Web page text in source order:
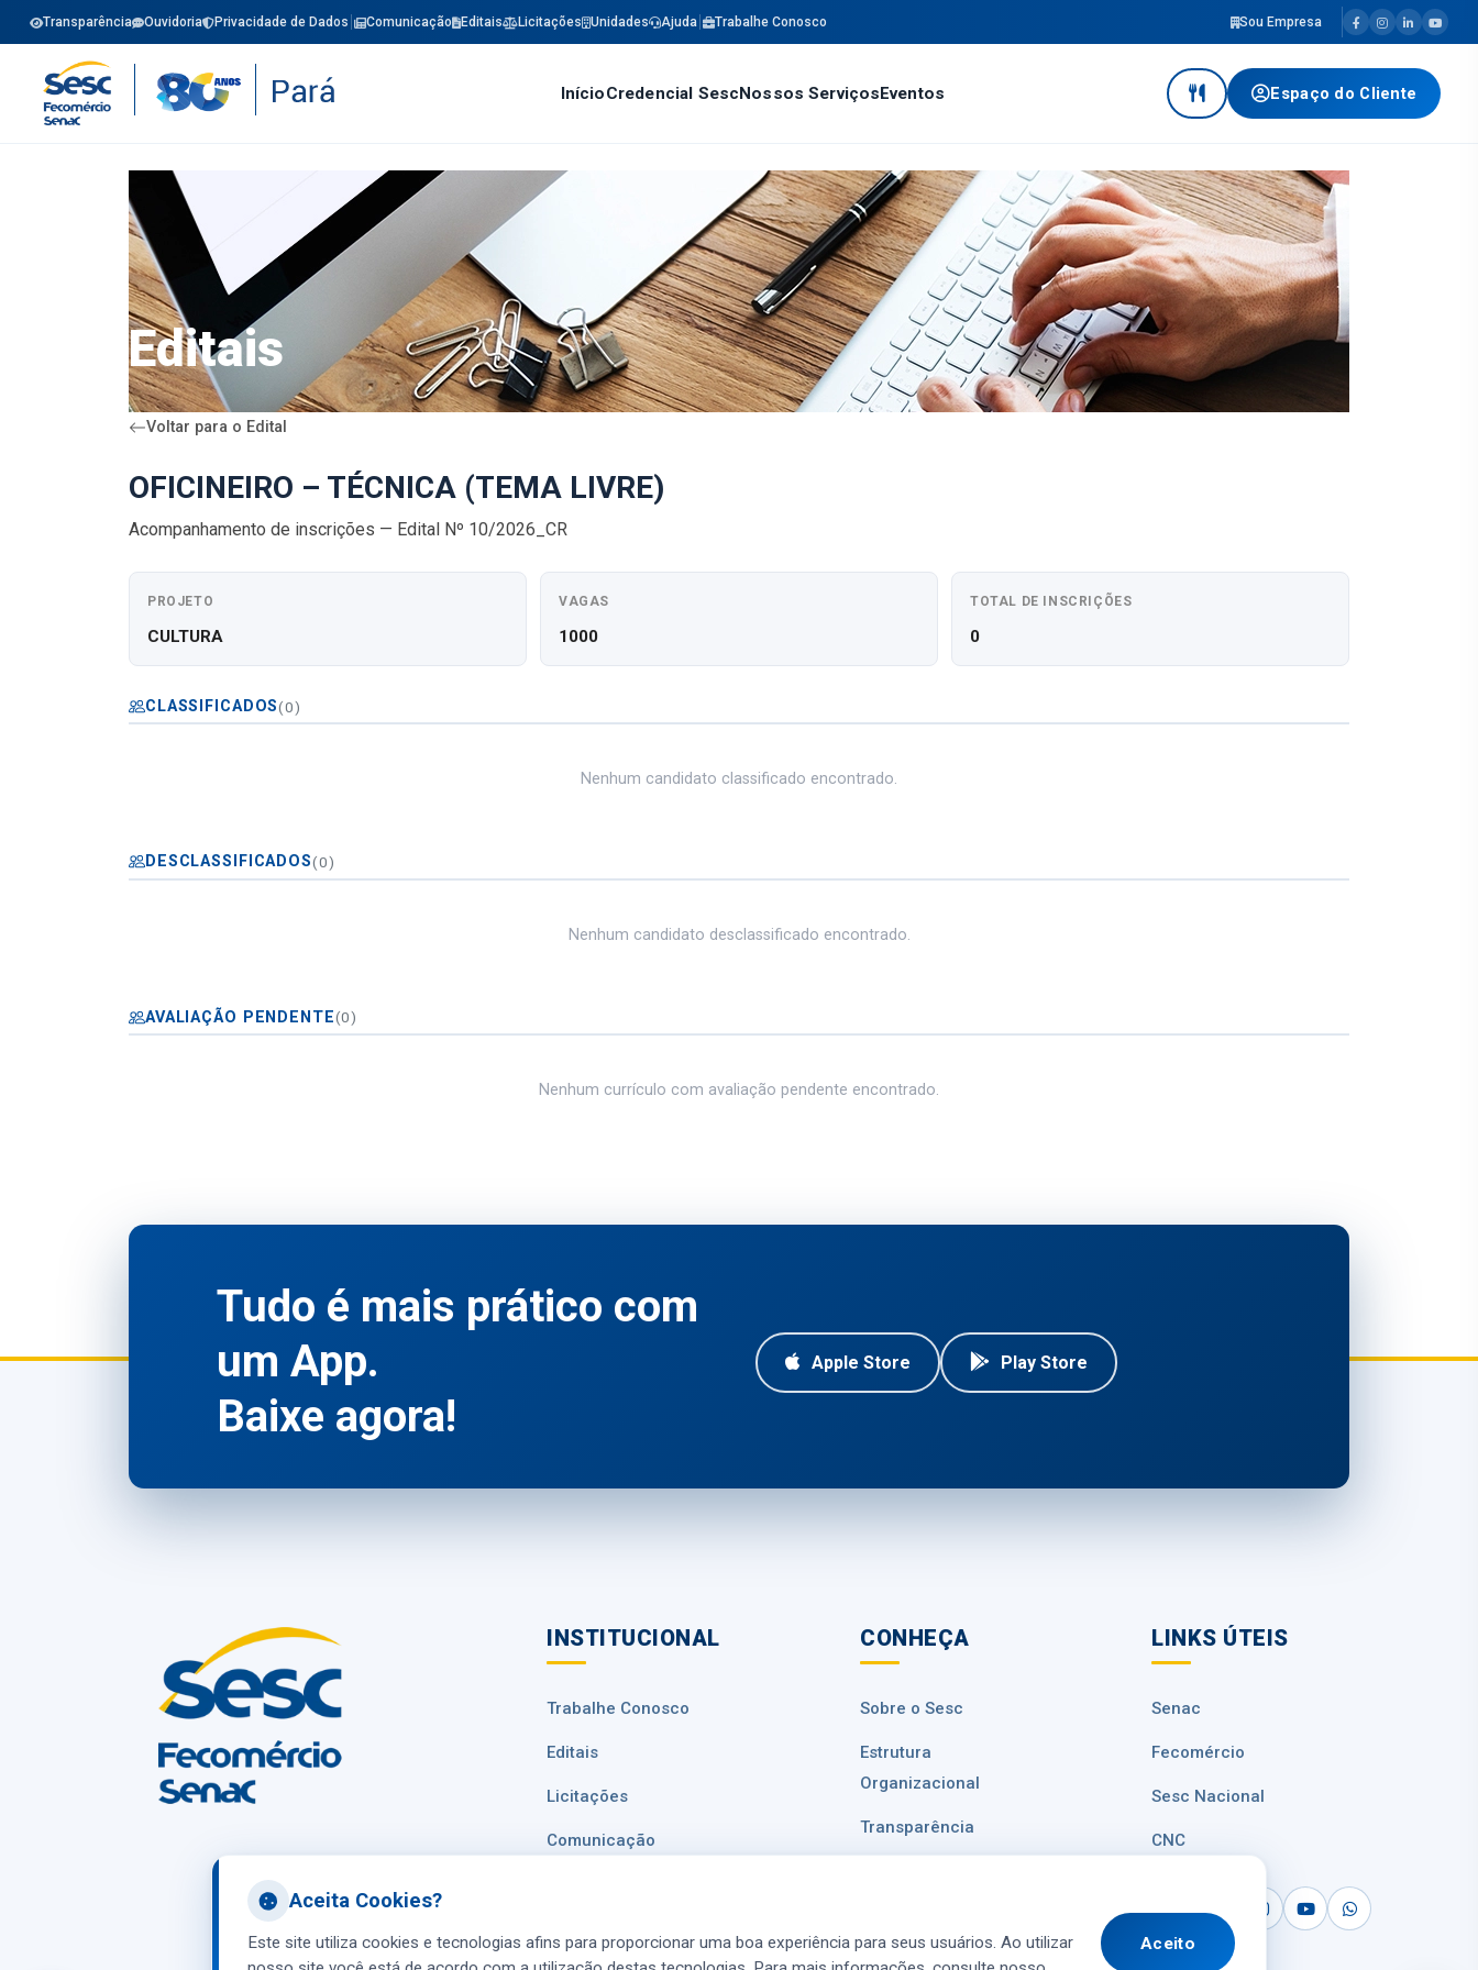
Transparência Ouvidoria Privacidade de Dados Comunicação Editais Licitações Unidades Ajuda Trabalhe Conosco Sou Empresa
InícioCredencial SescNossos ServiçosEventos Espaço do Cliente
Editais
Voltar para o Edital
OFICINEIRO – TÉCNICA (TEMA LIVRE)
Acompanhamento de inscrições — Edital Nº 10/2026_CR
PROJETO
CULTURA
VAGAS
1000
TOTAL DE INSCRIÇÕES
0
CLASSIFICADOS(0)
Nenhum candidato classificado encontrado.
DESCLASSIFICADOS(0)
Nenhum candidato desclassificado encontrado.
AVALIAÇÃO PENDENTE(0)
Nenhum currículo com avaliação pendente encontrado.
Tudo é mais prático com
um App.
Baixe agora!
Apple Store Play Store
INSTITUCIONAL
Trabalhe Conosco
Editais
Licitações
Comunicação
(SAC)
CONHEÇA
Sobre o Sesc
Estrutura
Organizacional
Transparência
LINKS ÚTEIS
Senac
Fecomércio
Sesc Nacional
CNC
Aceita Cookies?
Este site utiliza cookies e tecnologias afins para proporcionar uma boa experiência para seus usuários. Ao utilizar
Aceito